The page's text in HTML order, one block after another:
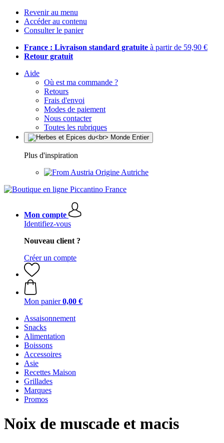
Revenir au menu
Accéder au contenu
Consulter le panier
France : Livraison standard gratuite à partir de 59,90 €
Retour gratuit
Aide
Où est ma commande ?
Retours
Frais d'envoi
Modes de paiement
Nous contacter
Toutes les rubriques
Plus d'inspiration
Origine Autriche
Mon compte
Identifiez-vous
Nouveau client ?
Créer un compte
Mon panier 0,00 €
Assaisonnement
Snacks
Alimentation
Boissons
Accessoires
Asie
Recettes Maison
Grillades
Marques
Promos
Noix de muscade et macis